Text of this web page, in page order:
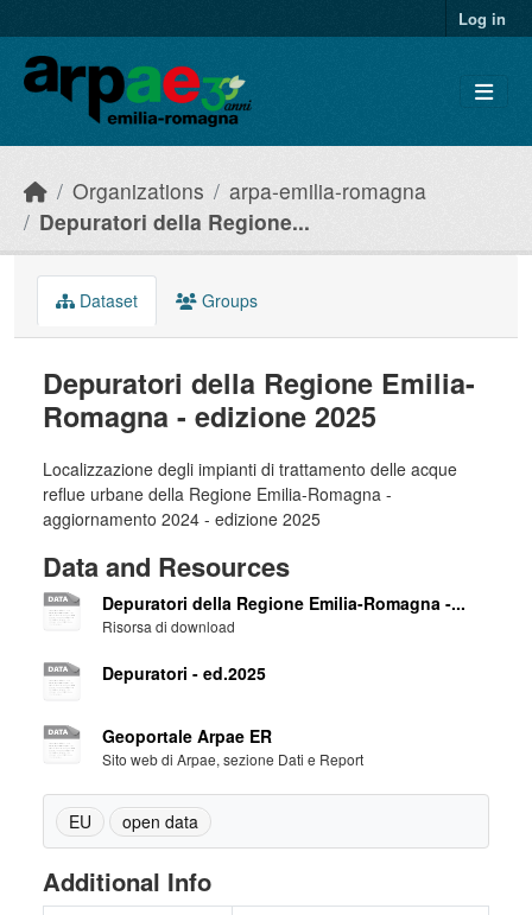
Log in
Organizations
arpa-emilia-romagna
Depuratori della Regione...
Dataset Groups
Depuratori della Regione Emilia-
Romagna - edizione 2025
Localizzazione degli impianti di trattamento delle acque
reflue urbane della Regione Emilia-Romagna -
aggiornamento 2024 - edizione 2025
Data and Resources
Depuratori della Regione Emilia-Romagna -...
Risorsa di download
Depuratori - ed.2025
Geoportale Arpae ER
Sito web di Arpae, sezione Dati e Report
EU open data
Additional Info